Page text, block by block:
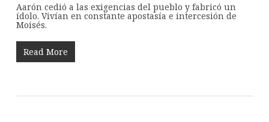
Aarón cedió a las exigencias del pueblo y fabricó un
ídolo. Vivían en constante apostasía e intercesión de
Moisés.
Read More